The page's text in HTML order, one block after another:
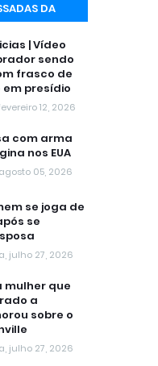
DA
| Vídeo
sendo
frasco de
presídio
12, 2026
com arma
nos EUA
05, 2026
se joga de
se
julho 27, 2026
mulher que
a
sobre o
julho 27, 2026